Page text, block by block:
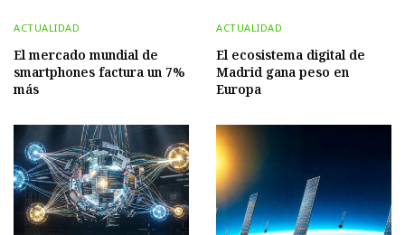
ACTUALIDAD
El mercado mundial de
smartphones factura un 7%
más
ACTUALIDAD
El ecosistema digital de
Madrid gana peso en
Europa